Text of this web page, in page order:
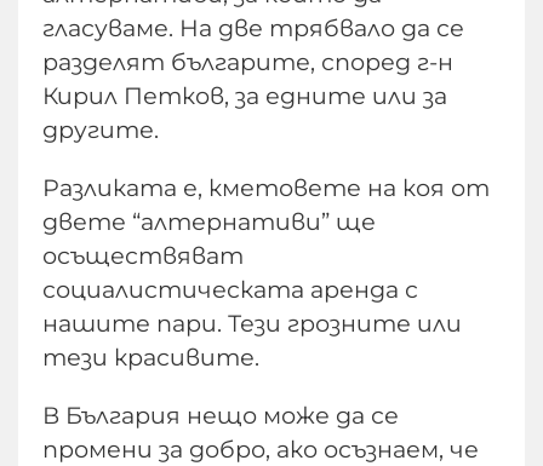
гласуваме. На две трябвало да се
разделят българите, според г-н
Кирил Петков, за едните или за
другите.
Разликата е, кметовете на коя от
двете “алтернативи” ще
осъществяват
социалистическата аренда с
нашите пари. Тези грозните или
тези красивите.
В България нещо може да се
промени за добро, ако осъзнаем, че